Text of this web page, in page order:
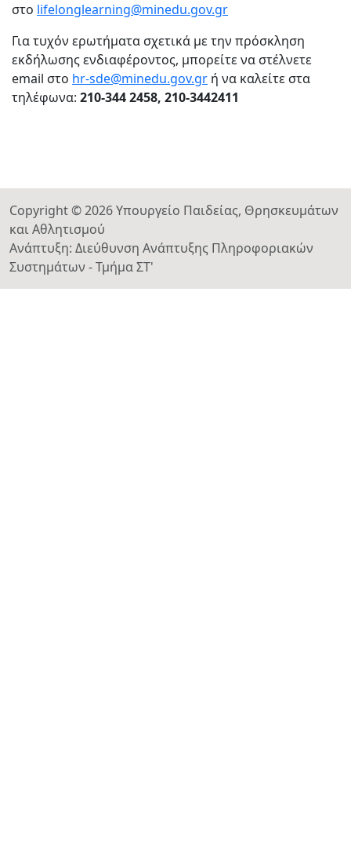
στο lifelonglearning@minedu.gov.gr
Για τυχόν ερωτήματα σχετικά με την πρόσκληση
εκδήλωσης ενδιαφέροντος, μπορείτε να στέλνετε
email στο hr-sde@minedu.gov.gr ή να καλείτε στα
τηλέφωνα: 210-344 2458, 210-3442411
Copyright © 2026 Υπουργείο Παιδείας, Θρησκευμάτων
και Αθλητισμού
Ανάπτυξη: Διεύθυνση Ανάπτυξης Πληροφοριακών
Συστημάτων - Τμήμα ΣΤ'